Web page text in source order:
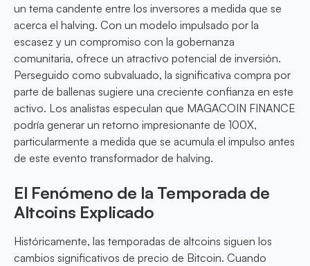
un tema candente entre los inversores a medida que se
acerca el halving. Con un modelo impulsado por la
escasez y un compromiso con la gobernanza
comunitaria, ofrece un atractivo potencial de inversión.
Perseguido como subvaluado, la significativa compra por
parte de ballenas sugiere una creciente confianza en este
activo. Los analistas especulan que MAGACOIN FINANCE
podría generar un retorno impresionante de 100X,
particularmente a medida que se acumula el impulso antes
de este evento transformador de halving.
El Fenómeno de la Temporada de
Altcoins Explicado
Históricamente, las temporadas de altcoins siguen los
cambios significativos de precio de Bitcoin. Cuando